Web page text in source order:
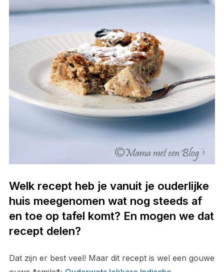
Welk recept heb je vanuit je ouderlijke
huis meegenomen wat nog steeds af
en toe op tafel komt? En mogen we dat
recept delen?
Dat zijn er best veel! Maar dit recept is wel een gouwe